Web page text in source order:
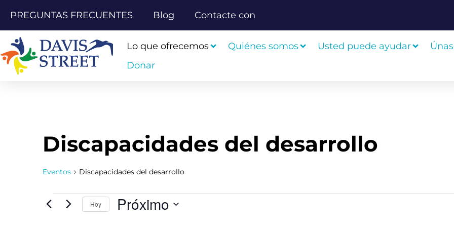
PREGUNTAS FRECUENTES Blog Contacte con
Lo que ofrecemos Quiénes somos Usted puede ayudar
Donar
Discapacidades del desarrollo
Eventos Discapacidades del desarrollo
Hoy Próximo